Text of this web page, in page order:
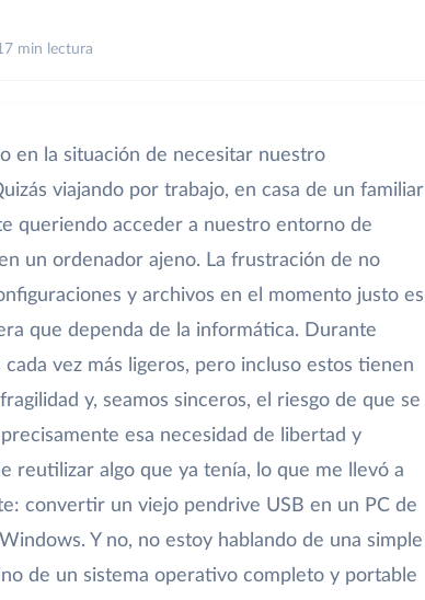
min lectura
en la situación de necesitar nuestro
viajando por trabajo, en casa de un familiar
queriendo acceder a nuestro entorno de
un ordenador ajeno. La frustración de no
y archivos en el momento justo es
que dependa de la informática. Durante
vez más ligeros, pero incluso estos tienen
y, seamos sinceros, el riesgo de que se
esa necesidad de libertad y
reutilizar algo que ya tenía, lo que me llevó a
convertir un viejo pendrive USB en un PC de
Y no, no estoy hablando de una simple
de un sistema operativo completo y portable